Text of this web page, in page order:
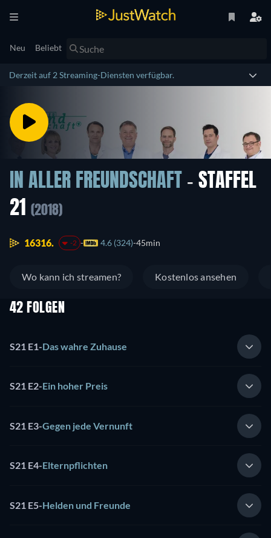
Neu Beliebt
Derzeit auf 2 Streaming-Diensten verfügbar.
IN ALLER FREUNDSCHAFT
- STAFFEL
21
(2018)
16316. -2 4.6 (324) 45min
Wo kann ich streamen? Kostenlos ansehen
42 FOLGEN
S21 E1-Das wahre Zuhause
S21 E2-Ein hoher Preis
S21 E3-Gegen jede Vernunft
S21 E4-Elternpflichten
S21 E5-Helden und Freunde